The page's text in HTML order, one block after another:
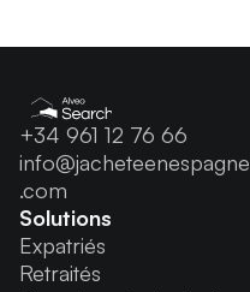
+34 961 12 76 66
info@jacheteenespagne
.com
Solutions
Expatriés
Retraités